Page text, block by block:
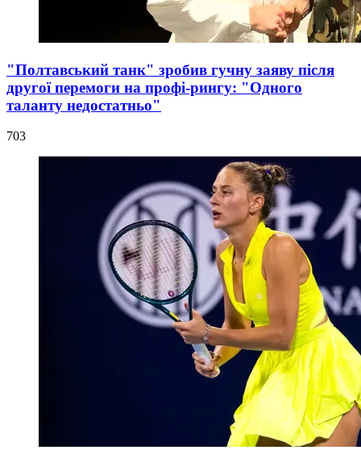
"Полтавський танк" зробив гучну заяву після
другої перемоги на профі-рингу: "Одного
таланту недостатньо"
703